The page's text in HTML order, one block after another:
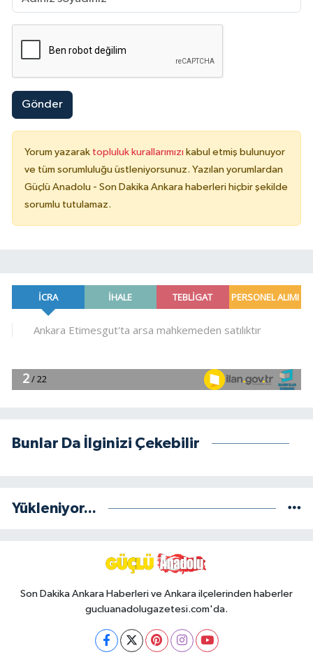
Gönder
Yorum yazarak topluluk kurallarımızı kabul etmiş bulunuyor
ve tüm sorumluluğu üstleniyorsunuz. Yazılan yorumlardan
Güçlü Anadolu - Son Dakika Ankara haberleri hiçbir şekilde
sorumlu tutulamaz.
Bunlar Da İlginizi Çekebilir
Yükleniyor...
Son Dakika Ankara Haberleri ve Ankara ilçelerinden haberler
gucluanadolugazetesi.com'da.